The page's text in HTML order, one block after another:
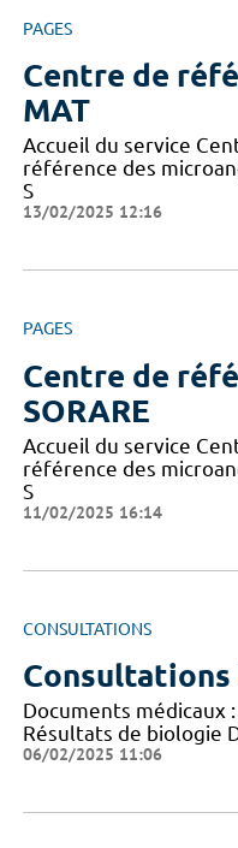
PAGES
Centre de
MAT
Accueil du service
référence des
S
13/02/2025 12:16
PAGES
Centre de
SORARE
Accueil du service
référence des
S
11/02/2025 16:14
CONSULTATIONS
Consultations
Documents médicaux
Résultats de biologie
06/02/2025 11:06